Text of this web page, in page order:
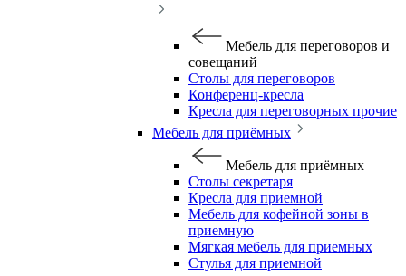
Мебель для переговоров и
совещаний
Столы для переговоров
Конференц-кресла
Кресла для переговорных прочие
Мебель для приёмных
Мебель для приёмных
Столы секретаря
Кресла для приемной
Мебель для кофейной зоны в
приемную
Мягкая мебель для приемных
Стулья для приемной